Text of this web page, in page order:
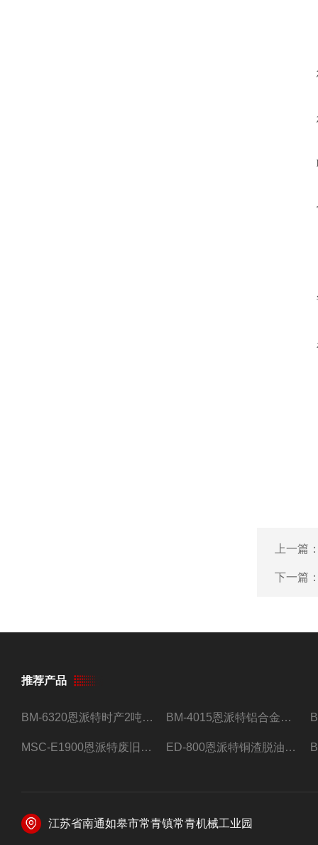
上一篇
下一篇
推荐产品
BM-6320恩派特时产2吨合金钢屑压饼机 BM-4015恩派特铝合金屑压饼机 脱油效果好
MSC-E1900恩派特废旧锂电池极片破碎处理设备 ED-800恩派特铜渣脱油机废铜屑铝屑甩油机
江苏省南通如皋市常青镇常青机械工业园